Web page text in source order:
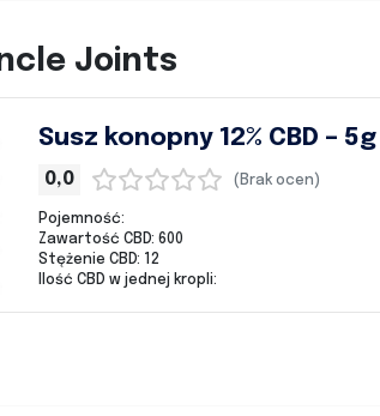
Joints
Susz konopny 12% CBD –
0,0 (Brak ocen)
Pojemność:
Zawartość CBD: 600
Stężenie CBD: 12
Ilość CBD w jednej kropli: